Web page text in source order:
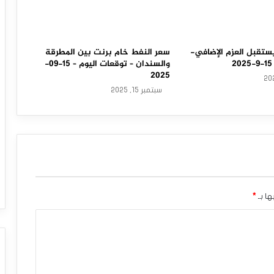
العزم الإضافي-
سعر النفط خام برنت بين المطرقة
والسندان – توقعات اليوم – 15-09-
2025
سبتمبر 15, 2025
بـ *